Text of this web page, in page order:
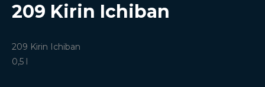
209 Kirin Ichiban
209 Kirin Ichiban
0,5 l